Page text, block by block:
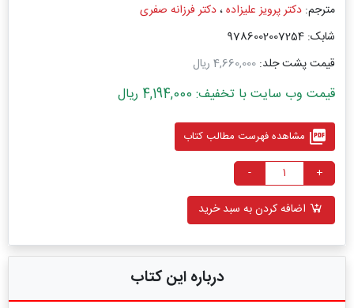
مترجم: دکتر پرویز علیزاده،دکتر فرزانه صفری
شابک: 9786002007254
قیمت پشت جلد: 4,660,000 ریال
قیمت وب سایت با تخفیف: 4,194,000 ریال
picture_as_pdf مشاهده فهرست مطالب کتاب
+
-
اضافه کردن به سبد خرید
درباره این کتاب